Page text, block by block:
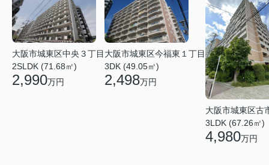
大阪市城東区中央３丁目
2SLDK (71.68㎡)
2,990万円
大阪市城東区今福東１丁目
3DK (49.05㎡)
2,498万円
大阪市城東区古
3LDK (67.26㎡)
4,980万円